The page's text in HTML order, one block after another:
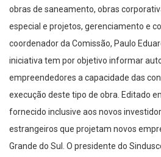
obras de saneamento, obras
especial e projetos, gerenciamento e
coordenador da Comissão, Paulo
iniciativa tem por objetivo informar
empreendedores a capacidade das
execução deste tipo de obra. Editado
fornecido inclusive aos novos
estrangeiros que projetam novos
Grande do Sul. O presidente do